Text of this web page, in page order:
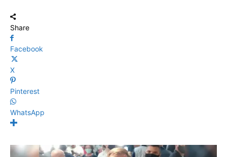
Share
Facebook
X
Pinterest
WhatsApp